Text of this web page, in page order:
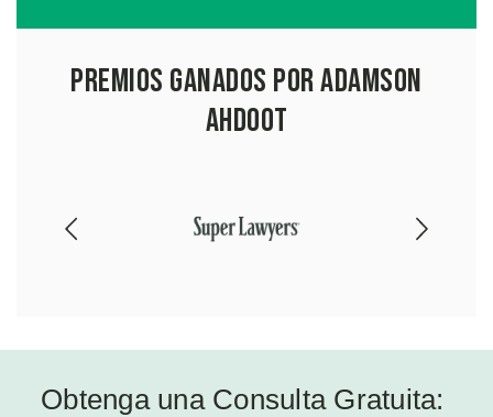
Premios Ganados por Adamson
Ahdoot
Obtenga una Consulta Gratuita: